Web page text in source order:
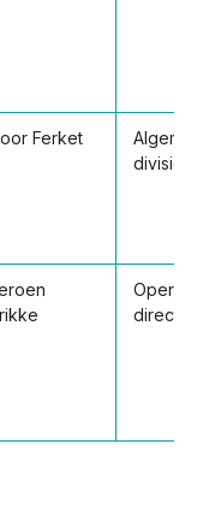
Ferket
divisie